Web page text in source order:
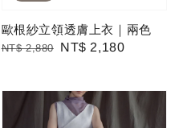
歐根紗立領透膚上衣｜兩色
Regular
NT$ 2,880
Sale
NT$ 2,180